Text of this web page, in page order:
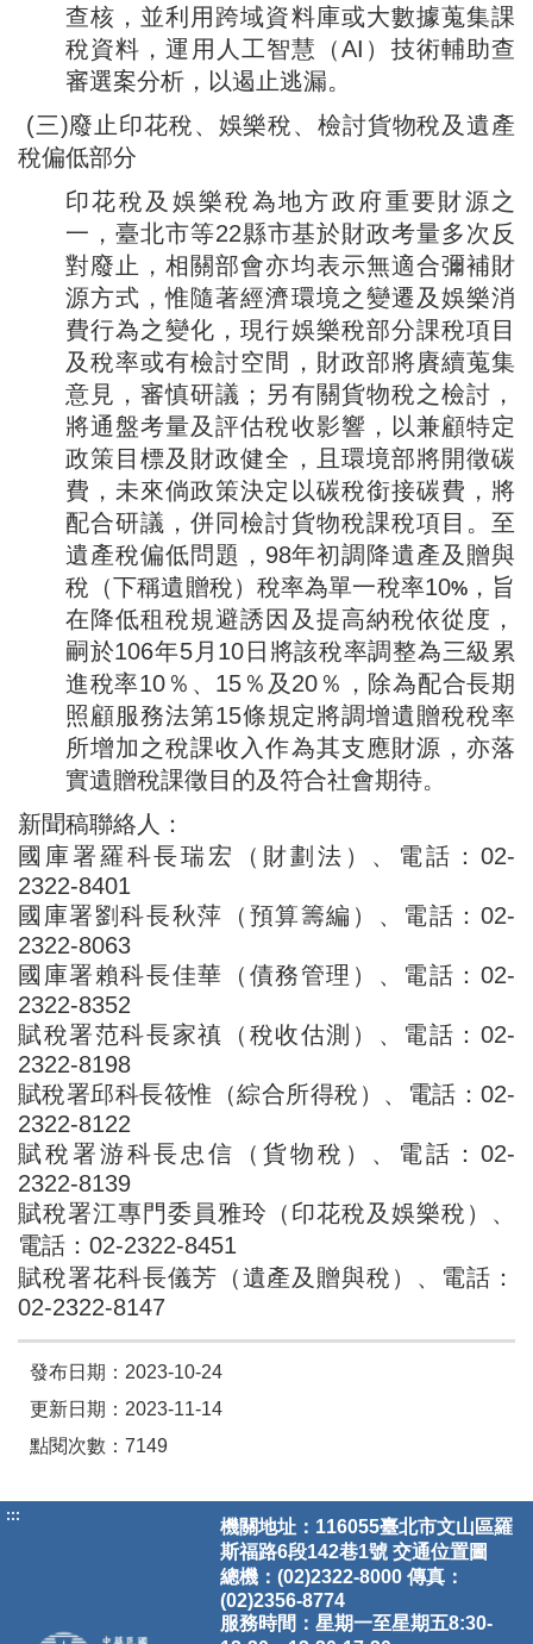
查核，並利用跨域資料庫或大數據蒐集課
稅資料，運用人工智慧（AI）技術輔助查
審選案分析，以遏止逃漏。
(三)廢止印花稅、娛樂稅、檢討貨物稅及遺產
稅偏低部分
印花稅及娛樂稅為地方政府重要財源之
一，臺北市等22縣市基於財政考量多次反
對廢止，相關部會亦均表示無適合彌補財
源方式，惟隨著經濟環境之變遷及娛樂消
費行為之變化，現行娛樂稅部分課稅項目
及稅率或有檢討空間，財政部將賡續蒐集
意見，審慎研議；另有關貨物稅之檢討，
將通盤考量及評估稅收影響，以兼顧特定
政策目標及財政健全，且環境部將開徵碳
費，未來倘政策決定以碳稅銜接碳費，將
配合研議，併同檢討貨物稅課稅項目。至
遺產稅偏低問題，98年初調降遺產及贈與
稅（下稱遺贈稅）稅率為單一稅率10%，旨
在降低租稅規避誘因及提高納稅依從度，
嗣於106年5月10日將該稅率調整為三級累
進稅率10％、15％及20％，除為配合長期
照顧服務法第15條規定將調增遺贈稅稅率
所增加之稅課收入作為其支應財源，亦落
實遺贈稅課徵目的及符合社會期待。
新聞稿聯絡人：
國庫署羅科長瑞宏（財劃法）、電話：02-
2322-8401
國庫署劉科長秋萍（預算籌編）、電話：02-
2322-8063
國庫署賴科長佳華（債務管理）、電話：02-
2322-8352
賦稅署范科長家禛（稅收估測）、電話：02-
2322-8198
賦稅署邱科長筱惟（綜合所得稅）、電話：02-
2322-8122
賦稅署游科長忠信（貨物稅）、電話：02-
2322-8139
賦稅署江專門委員雅玲（印花稅及娛樂稅）、
電話：02-2322-8451
賦稅署花科長儀芳（遺產及贈與稅）、電話：
02-2322-8147
發布日期：2023-10-24
更新日期：2023-11-14
點閱次數：7149
:::
機關地址：116055臺北市文山區羅
斯福路6段142巷1號 交通位置圖
總機：(02)2322-8000 傳真：
(02)2356-8774
服務時間：星期一至星期五8:30-